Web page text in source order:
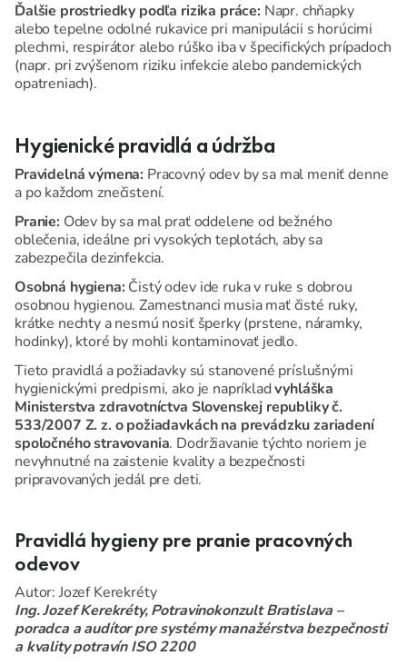
Ďalšie prostriedky podľa rizika práce: Napr. chňapky
alebo tepelne odolné rukavice pri manipulácii s horúcimi
plechmi, respirátor alebo rúško iba v špecifických prípadoch
(napr. pri zvýšenom riziku infekcie alebo pandemických
opatreniach).
Hygienické pravidlá a údržba
Pravidelná výmena: Pracovný odev by sa mal meniť denne
a po každom znečistení.
Pranie: Odev by sa mal prať oddelene od bežného
oblečenia, ideálne pri vysokých teplotách, aby sa
zabezpečila dezinfekcia.
Osobná hygiena:Čistý odev ide ruka v ruke s dobrou
osobnou hygienou. Zamestnanci musia mať čisté ruky,
krátke nechty a nesmú nosiť šperky (prstene, náramky,
hodinky), ktoré by mohli kontaminovať jedlo.
Tieto pravidlá a požiadavky sú stanovené príslušnými
hygienickými predpismi, ako je napríkladvyhláška
Ministerstva zdravotníctva Slovenskej republiky č.
533/2007 Z. z. o požiadavkách na prevádzku zariadení
spoločného stravovania. Dodržiavanie týchto noriem je
nevyhnutné na zaistenie kvality a bezpečnosti
pripravovaných jedál pre deti.
Pravidlá hygieny pre pranie pracovných
odevov
Autor: Jozef Kerekréty
Ing. Jozef Kerekréty, Potravinokonzult Bratislava –
poradca a audítor pre systémy manažérstva bezpečnosti
a kvality potravín ISO 2200